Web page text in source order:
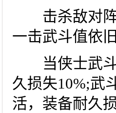
击杀敌对阵
一击武斗值依
当侠士武斗
久损失10%;武
活，装备耐久